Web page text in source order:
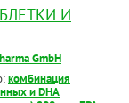
И
GmbH
комбинация
и DHA